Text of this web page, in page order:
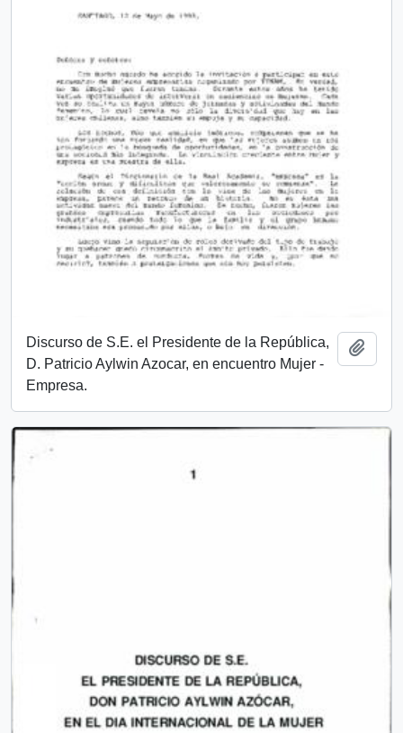
Discurso de S.E. el Presidente de la República,
D. Patricio Aylwin Azocar, en encuentro Mujer -
Empresa.